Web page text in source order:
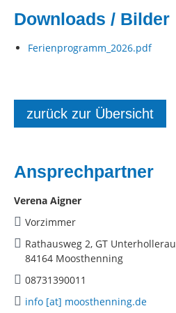
Downloads / Bilder
Ferienprogramm_2026.pdf
zurück zur Übersicht
Ansprechpartner
Verena Aigner
Vorzimmer
Rathausweg 2, GT Unterhollerau
84164 Moosthenning
08731390011
info [at] moosthenning.de